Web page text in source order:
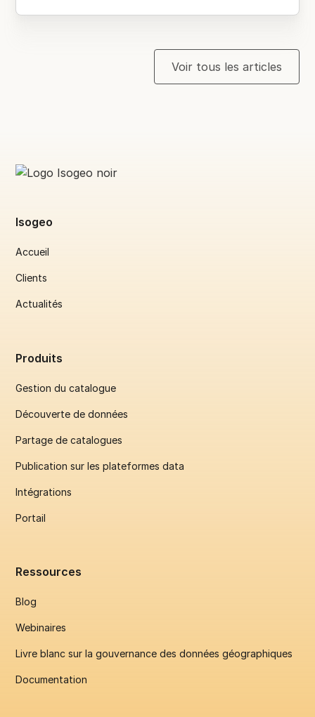
Voir tous les articles
Isogeo
Accueil
Clients
Actualités
Produits
Gestion du catalogue
Découverte de données
Partage de catalogues
Publication sur les plateformes data
Intégrations
Portail
Ressources
Blog
Webinaires
Livre blanc sur la gouvernance des données géographiques
Documentation